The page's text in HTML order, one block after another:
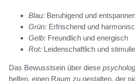
Blau: Beruhigend und
Grün: Erfrischend und
Gelb: Freundlich und energisch
Rot: Leidenschaftlich und
Das Bewusstsein über diese
helfen, einen Raum zu gestalten, der